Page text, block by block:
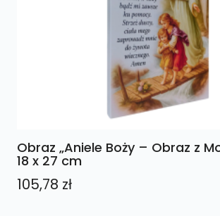
Obraz „Aniele Boży – Obraz z
18 x 27 cm
105,78 zł